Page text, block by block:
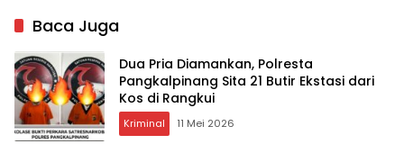
Baca Juga
Dua Pria Diamankan, Polresta
Pangkalpinang Sita 21 Butir Ekstasi dari
Kos di Rangkui
Kriminal 11 Mei 2026